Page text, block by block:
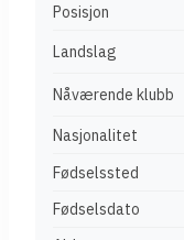
Posisjon
Landslag
Nåværende klubb
Nasjonalitet
Fødselssted
Fødselsdato